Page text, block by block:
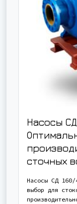
Насосы
сточных
Насосы СД 160/
выбор для